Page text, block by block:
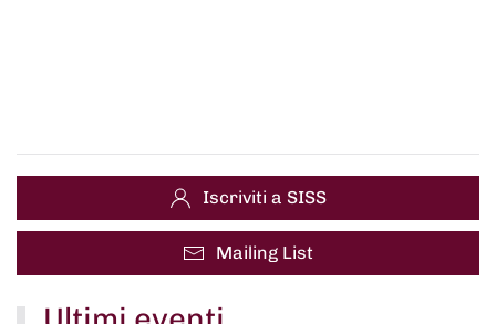
Iscriviti a SISS
Mailing List